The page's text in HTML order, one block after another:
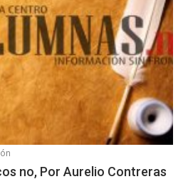
no, Por Aurelio Contreras